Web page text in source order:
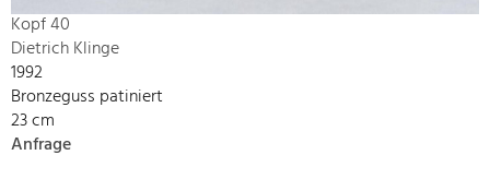
Kopf 40
Dietrich Klinge
1992
Bronzeguss patiniert
23 cm
Anfrage